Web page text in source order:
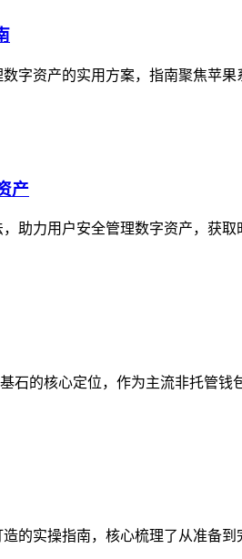
字资产的实用方案，指南聚焦苹
产
助力用户安全管理数字资产，获
的核心定位，作为主流非托管钱
的实操指南，核心梳理了从准备